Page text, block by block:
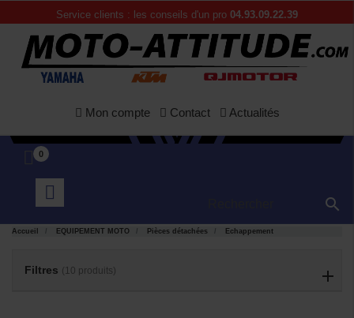
Service clients : les conseils d'un pro 04.93.09.22.39
Mon compte Contact Actualités
0

Accueil EQUIPEMENT MOTO Pièces détachées Echappement
Filtres (10 produits)